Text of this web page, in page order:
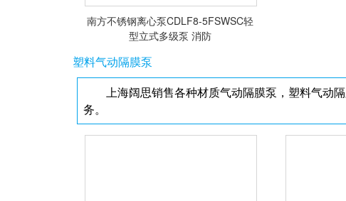
<查看详情>
南方不锈钢离心泵CDLF8-5FSWSC轻
型立式多级泵 消防
塑料气动隔膜泵
上海阔思销售各种材质气动隔膜泵，塑料气动
务。